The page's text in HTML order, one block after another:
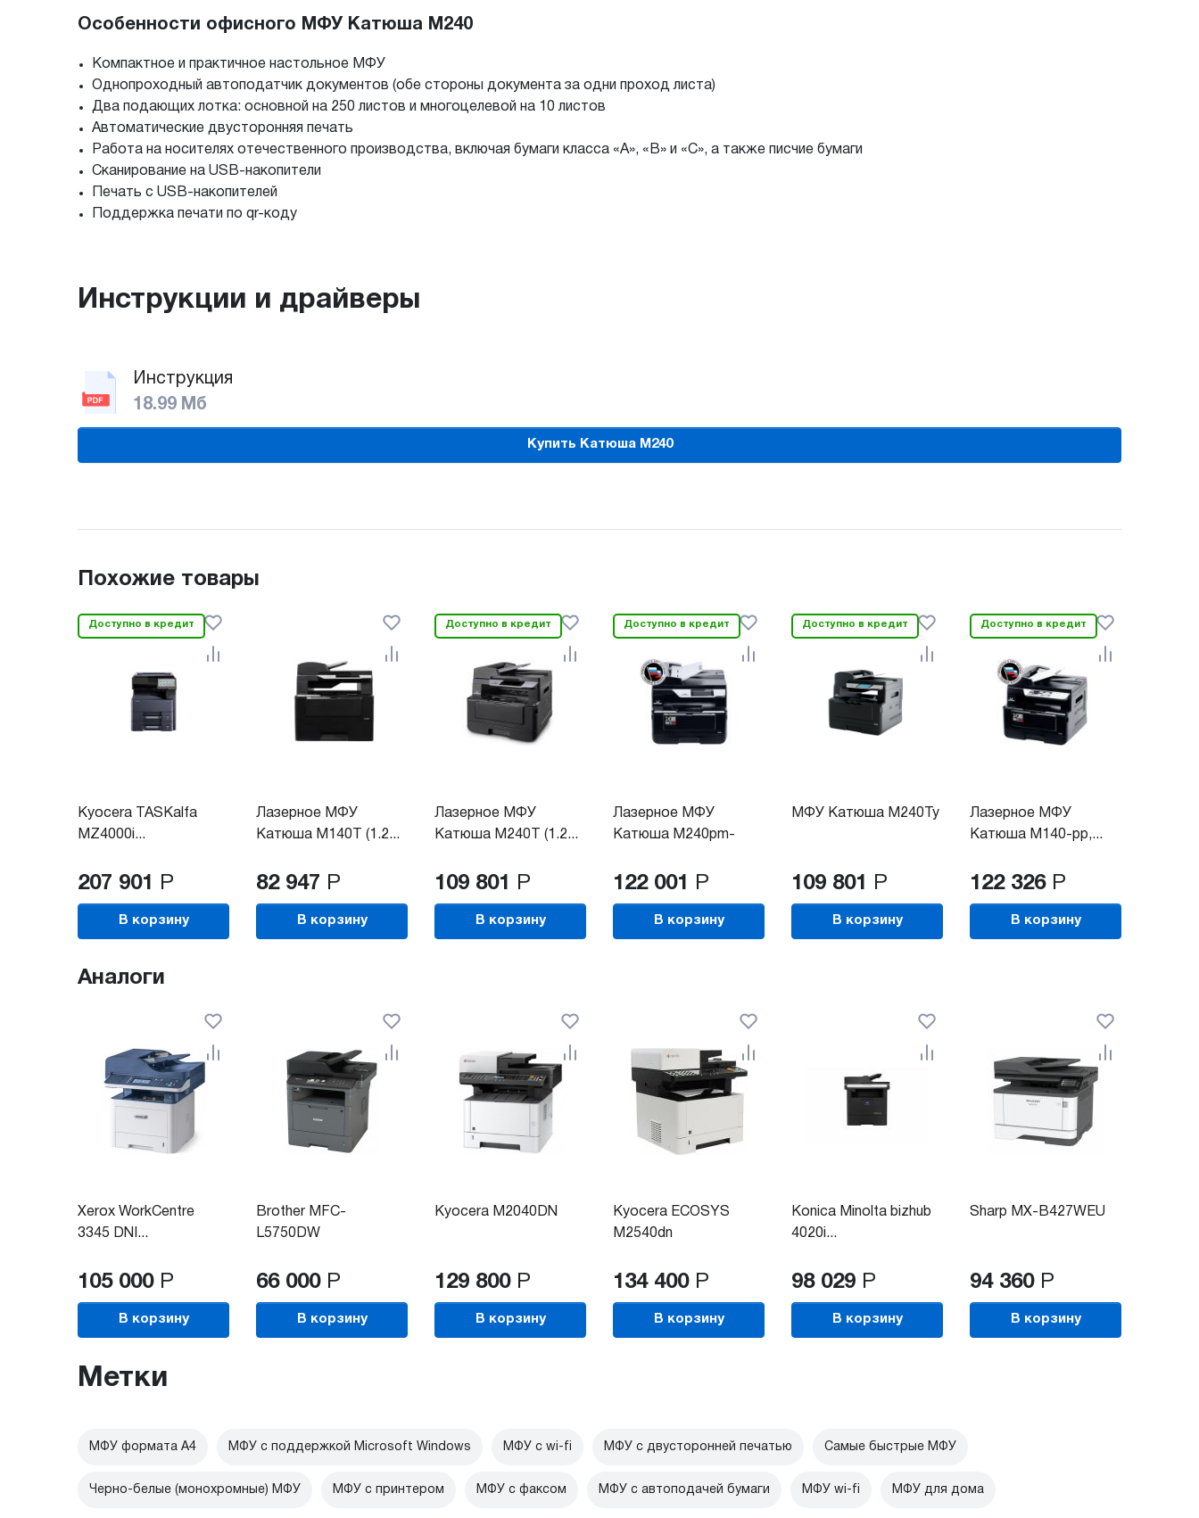
Особенности офисного МФУ Катюша М240
Компактное и практичное настольное МФУ
Однопроходный автоподатчик документов (обе стороны документа за одни проход листа)
Два подающих лотка: основной на 250 листов и многоцелевой на 10 листов
Автоматические двусторонняя печать
Работа на носителях отечественного производства, включая бумаги класса «А», «B» и «С», а также писчие бумаги
Сканирование на USB-накопители
Печать с USB-накопителей
Поддержка печати по qr-коду
Инструкции и драйверы
Инструкция
18.99 Мб
Купить Катюша М240
Похожие товары
Доступно в кредит
Kyocera TASKalfa
MZ4000i...
207 901 Р
В корзину
Лазерное МФУ
Катюша М140T (1.2...
82 947 Р
В корзину
Доступно в кредит
Лазерное МФУ
Катюша М240T (1.2...
109 801 Р
В корзину
Доступно в кредит
Лазерное МФУ
Катюша M240pm-
122 001 Р
В корзину
Доступно в кредит
МФУ Катюша M240Ty
109 801 Р
В корзину
Доступно в кредит
Лазерное МФУ
Катюша M140-pp,...
122 326 Р
В корзину
Аналоги
Xerox WorkCentre
3345 DNI...
105 000 Р
В корзину
Brother MFC-
L5750DW
66 000 Р
В корзину
Kyocera M2040DN
129 800 Р
В корзину
Kyocera ECOSYS
M2540dn
134 400 Р
В корзину
Konica Minolta bizhub
4020i...
98 029 Р
В корзину
Sharp MX-B427WEU
94 360 Р
В корзину
Метки
МФУ формата А4 МФУ с поддержкой Microsoft Windows МФУ c wi-fi МФУ с двусторонней печатью Самые быстрые МФУ
Черно-белые (монохромные) МФУ МФУ с принтером МФУ с факсом МФУ с автоподачей бумаги МФУ wi-fi МФУ для дома